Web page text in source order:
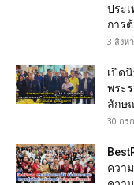
ประ
การ
3 สิงห
เปิด
พระ
ลักษ
30 กร
ควา